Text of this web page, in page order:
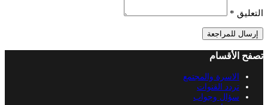
التعليق *
إرسال للمراجعة
تصفح الأقسام
الاسرة والمجتمع
تردد القنوات
سؤال وجواب